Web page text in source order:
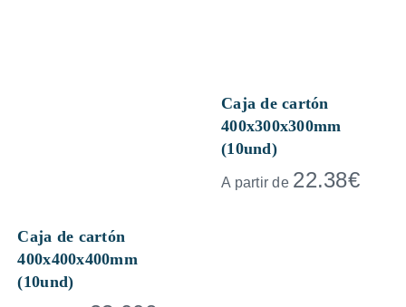
Caja de cartón
400x300x300mm
(10und)
A partir de 22.38€
Caja de cartón
400x400x400mm
(10und)